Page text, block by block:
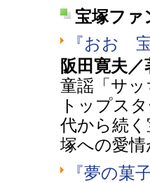
宝塚ファ
『おお
阪田寛夫
童謡「サ
トップス
代から続
塚への愛
『夢の